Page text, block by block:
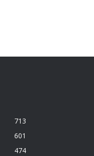
713
601
474